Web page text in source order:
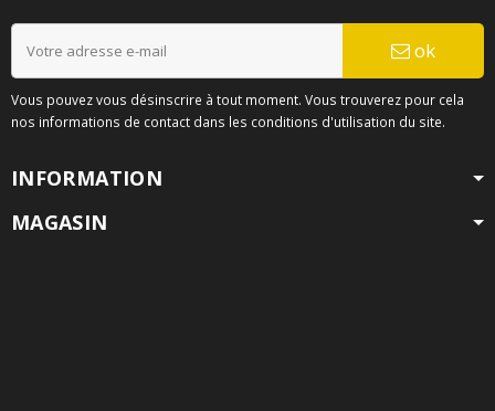
ok
Vous pouvez vous désinscrire à tout moment. Vous trouverez pour cela
nos informations de contact dans les conditions d'utilisation du site.
INFORMATION
MAGASIN